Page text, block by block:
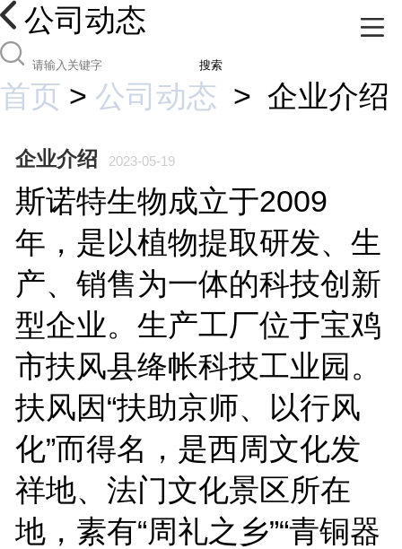
公司动态
搜索
首页 > 公司动态 > 企业介绍
企业介绍 2023-05-19
斯诺特生物成立于2009
年，是以植物提取研发、生
产、销售为一体的科技创新
型企业。生产工厂位于宝鸡
市扶风县绛帐科技工业园。
扶风因“扶助京师、以行风
化”而得名，是西周文化发
祥地、法门文化景区所在
地，素有“周礼之乡”“青铜器